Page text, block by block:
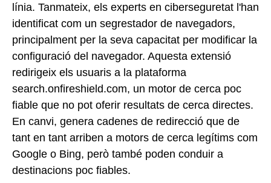
línia. Tanmateix, els experts en ciberseguretat l'han
identificat com un segrestador de navegadors,
principalment per la seva capacitat per modificar la
configuració del navegador. Aquesta extensió
redirigeix els usuaris a la plataforma
search.onfireshield.com, un motor de cerca poc
fiable que no pot oferir resultats de cerca directes.
En canvi, genera cadenes de redirecció que de
tant en tant arriben a motors de cerca legítims com
Google o Bing, però també poden conduir a
destinacions poc fiables.